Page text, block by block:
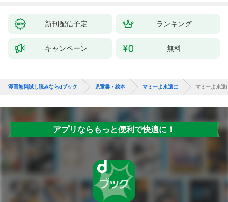
新刊配信予定 ランキング
キャンペーン 無料
漫画無料試し読みならdブック 児童書・絵本 マミーよ永遠に マミーよ永遠
アプリならもっと便利で快適に！